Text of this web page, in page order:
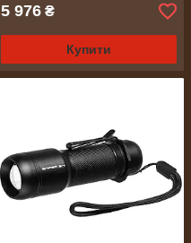
5 976 ₴
Купити